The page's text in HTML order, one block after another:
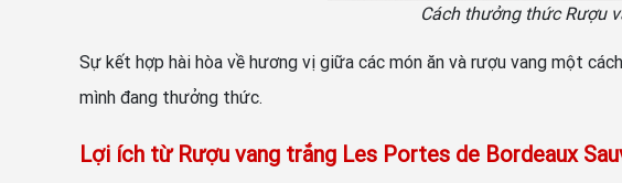
Cách thưởng thức Rượu
Sự kết hợp hài hòa về hương vị giữa các món ăn và rượu vang một
mình đang thưởng thức.
Lợi ích từ Rượu vang trắng Les Portes de Bordeaux